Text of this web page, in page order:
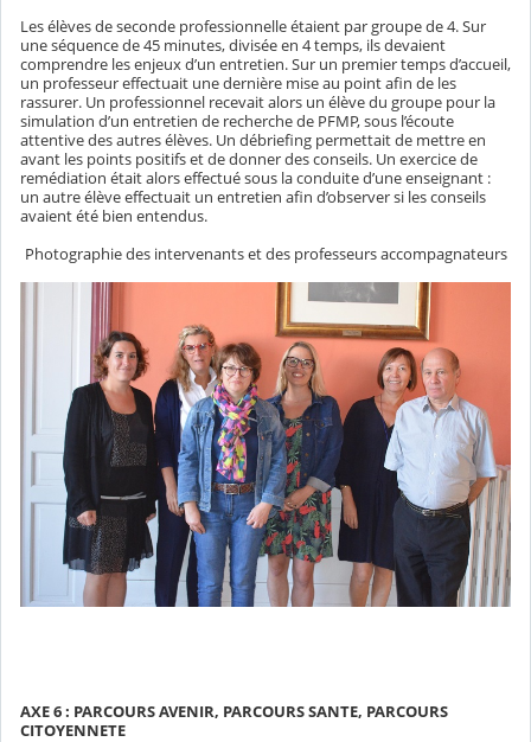
Les élèves de seconde professionnelle étaient par groupe de 4. Sur
une séquence de 45 minutes, divisée en 4 temps, ils devaient
comprendre les enjeux d’un entretien. Sur un premier temps d’accueil,
un professeur effectuait une dernière mise au point afin de les
rassurer. Un professionnel recevait alors un élève du groupe pour la
simulation d’un entretien de recherche de PFMP, sous l’écoute
attentive des autres élèves. Un débriefing permettait de mettre en
avant les points positifs et de donner des conseils. Un exercice de
remédiation était alors effectué sous la conduite d’une enseignant :
un autre élève effectuait un entretien afin d’observer si les conseils
avaient été bien entendus.
Photographie des intervenants et des professeurs accompagnateurs
AXE 6 : PARCOURS AVENIR, PARCOURS SANTE, PARCOURS
CITOYENNETE